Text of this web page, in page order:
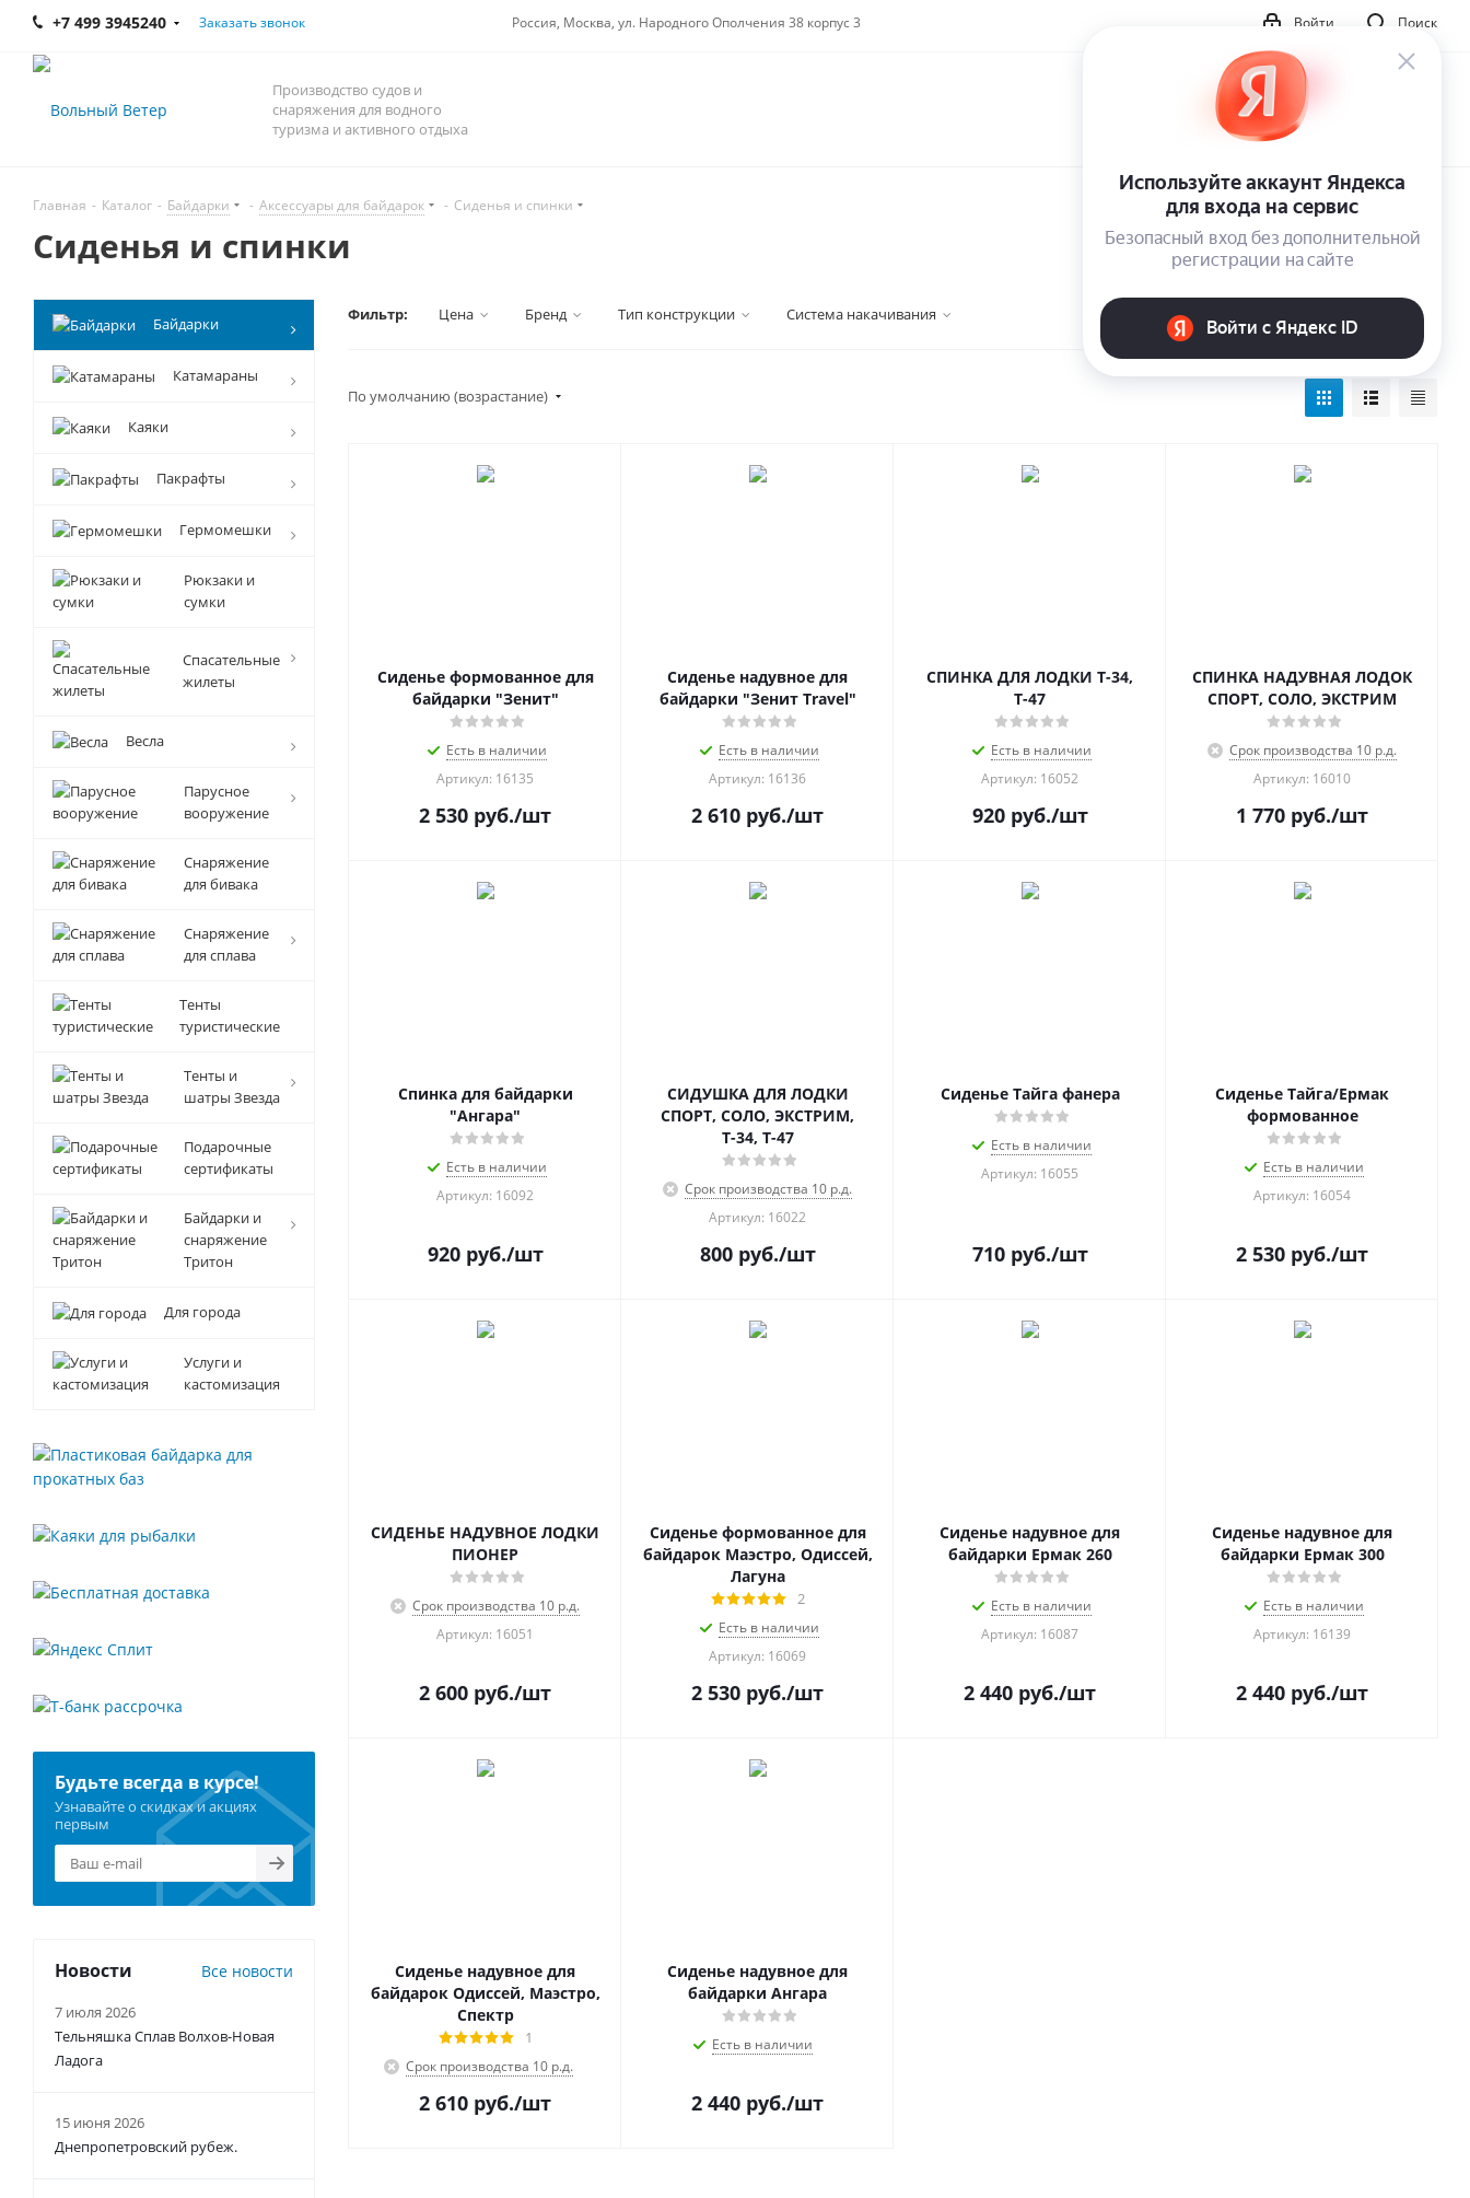
+7 499 3945240 Заказать звонок Россия, Москва, ул. Народного Ополчения 38 корпус 3 Поиск
Войти
Производство судов и
снаряжения для водного
туризма и активного отдыха
Главная - Каталог - Байдарки - Аксессуары для байдарок - Сиденья и спинки
Сиденья и спинки
Фильтр: Цена Бренд Тип конструкции Система накачивания
По умолчанию (возрастание)
Сиденье формованное для
байдарки "Зенит"
Есть в наличии
Артикул: 16135
2 530 руб./шт
Сиденье надувное для
байдарки "Зенит Travel"
Есть в наличии
Артикул: 16136
2 610 руб./шт
СПИНКА ДЛЯ ЛОДКИ Т-34,
Т-47
Есть в наличии
Артикул: 16052
920руб./шт
СПИНКА НАДУВНАЯ ЛОДОК
СПОРТ, СОЛО, ЭКСТРИМ
Срок производства 10 р.д.
Артикул: 16010
1 770 руб./шт
Спинка для байдарки
"Ангара"
Есть в наличии
Артикул: 16092
920руб./шт
СИДУШКА ДЛЯ ЛОДКИ
СПОРТ, СОЛО, ЭКСТРИМ,
Т-34, Т-47
Срок производства 10 р.д.
Артикул: 16022
800руб./шт
Сиденье Тайга фанера
Есть в наличии
Артикул: 16055
710руб./шт
Сиденье Тайга/Ермак
формованное
Есть в наличии
Артикул: 16054
2 530 руб./шт
СИДЕНЬЕ НАДУВНОЕ ЛОДКИ
ПИОНЕР
Срок производства 10 р.д.
Артикул: 16051
2 600 руб./шт
Сиденье формованное для
байдарок Маэстро, Одиссей,
Лагуна
2
Есть в наличии
Артикул: 16069
2 530 руб./шт
Сиденье надувное для
байдарки Ермак 260
Есть в наличии
Артикул: 16087
2 440 руб./шт
Сиденье надувное для
байдарки Ермак 300
Есть в наличии
Артикул: 16139
2 440 руб./шт
Сиденье надувное для
байдарок Одиссей, Маэстро,
Спектр
1
Срок производства 10 р.д.
2 610 руб./шт
Сиденье надувное для
байдарки Ангара
Есть в наличии
2 440 руб./шт
Байдарки
Катамараны
Каяки
Пакрафты
Гермомешки
Рюкзаки и
сумки
Спасательные
жилеты
Весла
Парусное
вооружение
Снаряжение
для бивака
Снаряжение
для сплава
Тенты
туристические
Тенты и
шатры Звезда
Подарочные
сертификаты
Байдарки и
снаряжение
Тритон
Для города
Услуги и
кастомизация
Будьте всегда в курсе!
Узнавайте о скидках и акциях
первым
Новости Все новости
7 июля 2026
Тельняшка Сплав Волхов-Новая
Ладога
15 июня 2026
Днепропетровский рубеж.